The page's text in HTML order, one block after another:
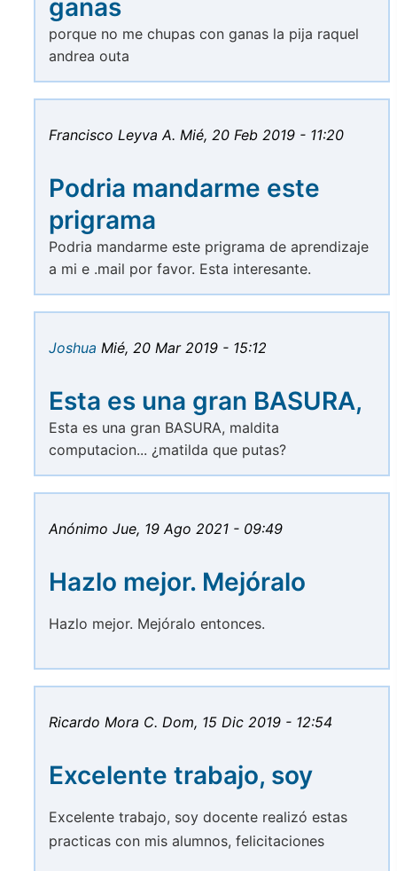
ganas
porque no me chupas con ganas la pija raquel
andrea outa
Francisco Leyva A. Mié, 20 Feb 2019 - 11:20
Podria mandarme este
prigrama
Podria mandarme este prigrama de aprendizaje
a mi e .mail por favor. Esta interesante.
Joshua Mié, 20 Mar 2019 - 15:12
Esta es una gran BASURA,
Esta es una gran BASURA, maldita
computacion... ¿matilda que putas?
Anónimo Jue, 19 Ago 2021 - 09:49
Hazlo mejor. Mejóralo
Hazlo mejor. Mejóralo entonces.
Ricardo Mora C. Dom, 15 Dic 2019 - 12:54
Excelente trabajo, soy
Excelente trabajo, soy docente realizó estas
practicas con mis alumnos, felicitaciones